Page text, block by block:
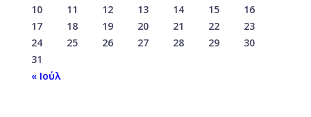
10
11 12 13 14 15
16
17
18 19 20 21 22
23
24
25 26 27 28 29
30
31
« Ιούλ